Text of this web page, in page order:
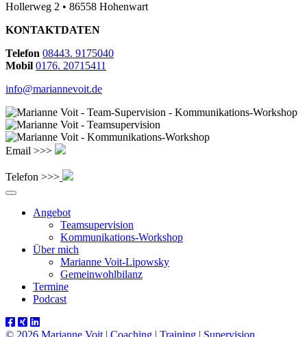
Hollerweg 2 • 86558 Hohenwart
KONTAKTDATEN
Telefon 08443. 9175040
Mobil 0176. 20715411
info@mariannevoit.de
Email >>>
Telefon >>>
Angebot
Teamsupervision
Kommunikations-Workshop
Über mich
Marianne Voit-Lipowsky
Gemeinwohlbilanz
Termine
Podcast